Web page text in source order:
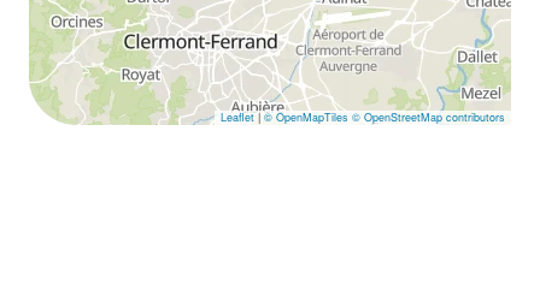
Leaflet | © OpenMapTiles © OpenStreetMap contributors